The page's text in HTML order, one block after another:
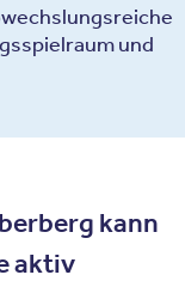
und
kann
aktiv